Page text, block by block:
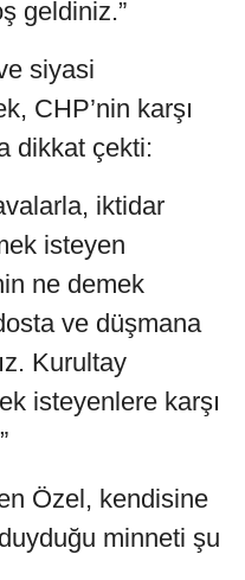
geldiniz.”
siyasi
CHP’nin karşı
dikkat çekti:
iktidar
isteyen
ne demek
ve düşmana
Kurultay
isteyenlere karşı
Özel, kendisine
minneti şu